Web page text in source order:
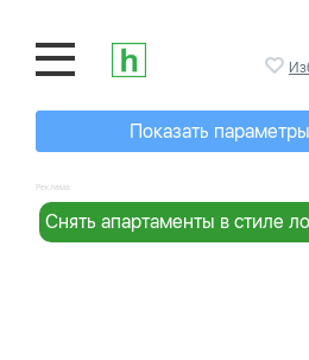
Показать
Реклама:
Снять апартаменты в стиле